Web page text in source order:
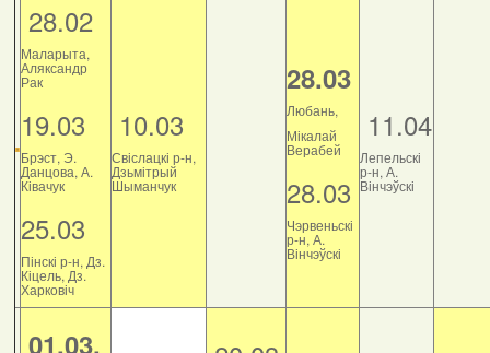
28.02
Маларыта,
Аляксандр
Рак
19.03
Брэст, Э.
Данцова, А.
Ківачук
25.03
Пінскі р-н, Дз.
Кіцель, Дз.
Харковіч
10.03
Свіслацкі р-н,
Дзьмітрый
Шыманчук
28.03
Любань,
Мікалай
Верабей
28.03
Чэрвеньскі
р-н, А.
Вінчэўскі
11.04
Лепельскі
р-н, А.
Вінчэўскі
01.03.